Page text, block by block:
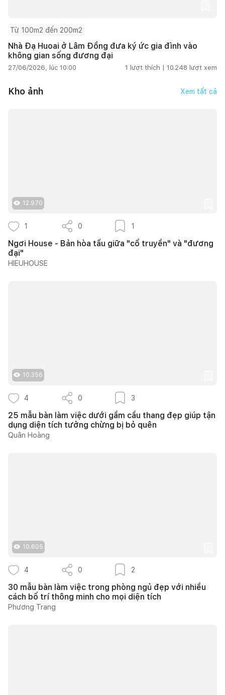
Từ 100m2 đến 200m2
Nhà Đạ Huoai ở Lâm Đồng đưa ký ức gia đình vào
không gian sống đương đại
27/06/2026, lúc 10:00 1 lượt thích | 10.248 lượt xem
Kho ảnh Xem tất cả
12.970
1 0 1
Ngơi House - Bản hòa tấu giữa "cổ truyền" và "đương
đại"
HIEUHOUSE
10.356
4 0 3
25 mẫu bàn làm việc dưới gầm cầu thang đẹp giúp tận
dụng diện tích tưởng chừng bị bỏ quên
Quân Hoàng
10.605
4 0 2
30 mẫu bàn làm việc trong phòng ngủ đẹp với nhiều
cách bố trí thông minh cho mọi diện tích
Phương Trang